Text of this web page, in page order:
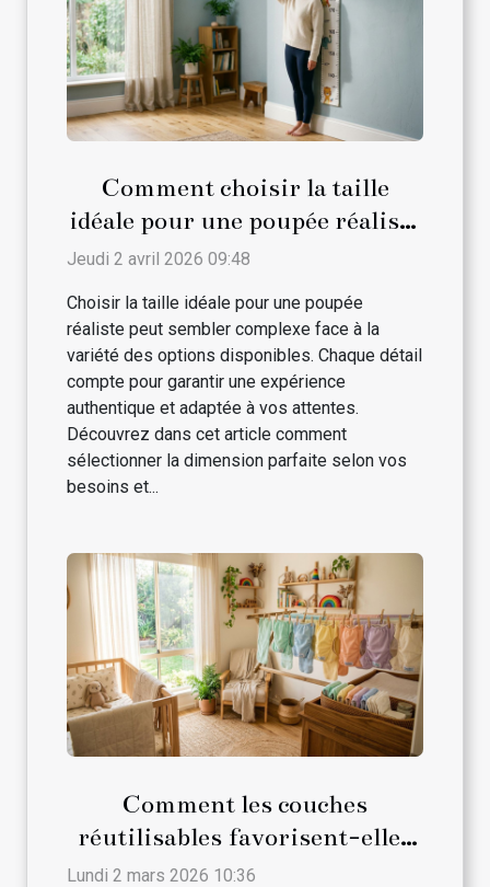
Comment choisir la taille
idéale pour une poupée réaliste
?
Jeudi 2 avril 2026 09:48
Choisir la taille idéale pour une poupée
réaliste peut sembler complexe face à la
variété des options disponibles. Chaque détail
compte pour garantir une expérience
authentique et adaptée à vos attentes.
Découvrez dans cet article comment
sélectionner la dimension parfaite selon vos
besoins et...
Comment les couches
réutilisables favorisent-elles
le développement durable ?
Lundi 2 mars 2026 10:36